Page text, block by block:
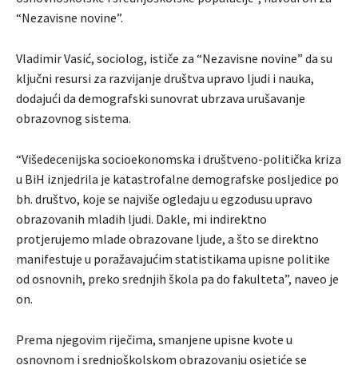
“Nezavisne novine”.
Vladimir Vasić, sociolog, ističe za “Nezavisne novine” da su
ključni resursi za razvijanje društva upravo ljudi i nauka,
dodajući da demografski sunovrat ubrzava urušavanje
obrazovnog sistema.
“Višedecenijska socioekonomska i društveno-politička kriza
u BiH iznjedrila je katastrofalne demografske posljedice po
bh. društvo, koje se najviše ogledaju u egzodusu upravo
obrazovanih mladih ljudi. Dakle, mi indirektno
protjerujemo mlade obrazovane ljude, a što se direktno
manifestuje u poražavajućim statistikama upisne politike
od osnovnih, preko srednjih škola pa do fakulteta”, naveo je
on.
Prema njegovim riječima, smanjene upisne kvote u
osnovnom i srednjoškolskom obrazovanju osjetiće se